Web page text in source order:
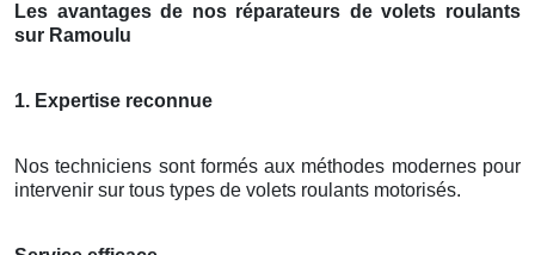
Les avantages de nos réparateurs de volets roulants
sur Ramoulu
1. Expertise reconnue
Nos techniciens sont formés aux méthodes modernes pour
intervenir sur tous types de volets roulants motorisés.